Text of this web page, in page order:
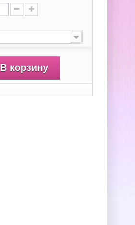
В корзину